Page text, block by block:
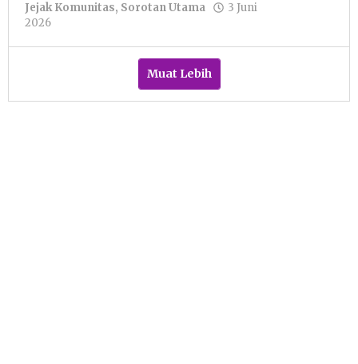
Jejak Komunitas, Sorotan Utama
3 Juni
2026
Azizah
Muat Lebih